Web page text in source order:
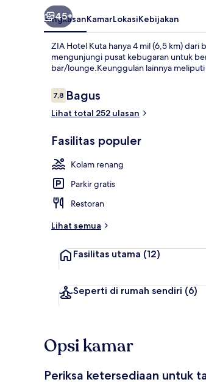
45+
RingkasanKamarLokasiKebijakan
ZIA Hotel Kuta hanya 4 mil (6,5 km)
mengunjungi pusat kebugaran untuk
bar/lounge.Keunggulan lainnya
Ulasan
7,87,8 dari 10
Bagus
Lihat total 252 ulasan
Fasilitas populer
Kolam renang
Parkir gratis
Restoran
Lihat semua
Fasilitas utama (12)
Seperti di rumah sendiri (6)
Opsi kamar
Periksa ketersediaan untuk